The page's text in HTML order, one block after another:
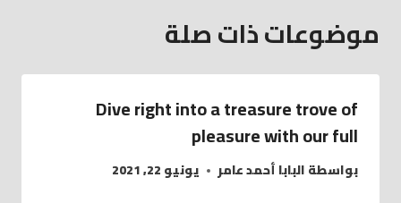
موضوعات ذات صلة
Dive right into a treasure trove of
pleasure with our full
بواسطةالبابا أحمد عامر يونيو 22, 2021